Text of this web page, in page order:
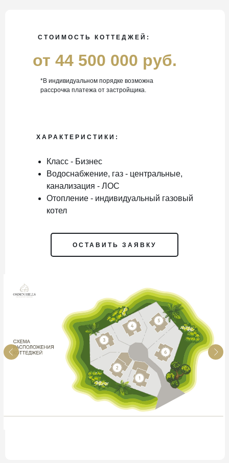
СТОИМОСТЬ КОТТЕДЖЕЙ:
ХАРАКТЕРИСТИКИ:
от 44 500 000 руб.
*В индивидуальном порядке возможна
рассрочка платежа от застройщика.
Класс - Бизнес
Водоснабжение, газ - центральные,
канализация - ЛОС
Отопление - индивидуальный газовый
котел
ОСТАВИТЬ ЗАЯВКУ